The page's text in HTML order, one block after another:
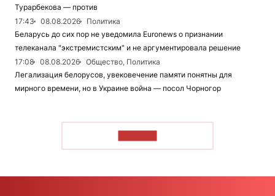
Турарбекова — против
17:43
08.08.2026
Политика
Беларусь до сих пор не уведомила Euronews о признании
телеканала "экстремистским" и не аргументировала решение
17:08
08.08.2026
Общество, Политика
Легализация белорусов, увековечение памяти понятны для
мирного времени, но в Украине война — посол Чорногор